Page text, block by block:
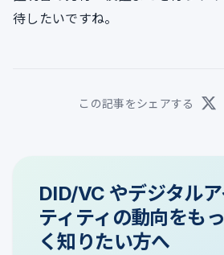
待したいですね。
この記事をシェアする
DID/VC やデジタル
ティティの動向をも
く知りたい方へ